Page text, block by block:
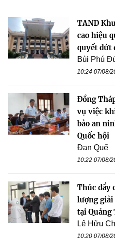
TAND
cao hiệu
quyết dứt
Bùi Phú
10:24 07/08/
Đồng
vụ việc
bảo an
Quốc hội
Đan Quế
10:22 07/08/
Thúc đẩy
lượng
tại Quảng
Lê Hữu
10:20 07/08/